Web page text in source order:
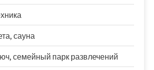
сауна
семейный парк развлечений